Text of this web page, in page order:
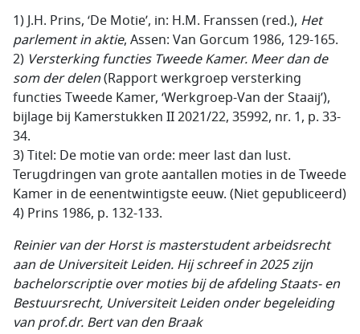
1) J.H. Prins, ‘De Motie’, in: H.M. Franssen (red.), Het
parlement in aktie, Assen: Van Gorcum 1986, 129-165.
2) Versterking functies Tweede Kamer. Meer dan de
som der delen(Rapport werkgroep versterking
functies Tweede Kamer, ‘Werkgroep-Van der Staaij’),
bijlage bij Kamerstukken II 2021/22, 35992, nr. 1, p. 33-
34.
3) Titel: De motie van orde: meer last dan lust.
Terugdringen van grote aantallen moties in de Tweede
Kamer in de eenentwintigste eeuw. (Niet gepubliceerd)
4) Prins 1986, p. 132-133.
Reinier van der Horst is masterstudent arbeidsrecht
aan de Universiteit Leiden. Hij schreef in 2025 zijn
bachelorscriptie over moties bij de afdeling Staats- en
Bestuursrecht, Universiteit Leiden onder begeleiding
van prof.dr. Bert van den Braak